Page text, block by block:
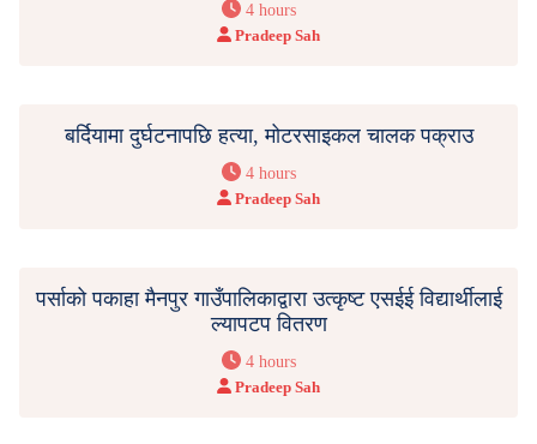
4 hours
Pradeep Sah
बर्दियामा दुर्घटनापछि हत्या, मोटरसाइकल चालक पक्राउ
4 hours
Pradeep Sah
पर्साको पकाहा मैनपुर गाउँपालिकाद्वारा उत्कृष्ट एसईई विद्यार्थीलाई
ल्यापटप वितरण
4 hours
Pradeep Sah